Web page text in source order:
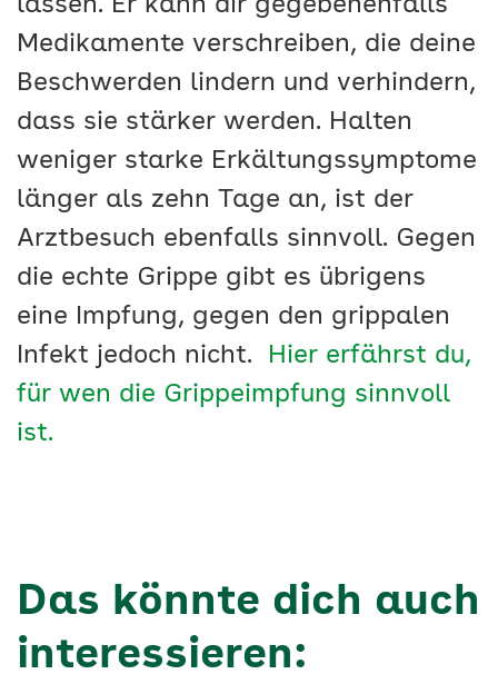
lassen. Er kann dir gegebenenfalls
Medikamente verschreiben, die deine
Beschwerden lindern und verhindern,
dass sie stärker werden. Halten
weniger starke Erkältungssymptome
länger als zehn Tage an, ist der
Arztbesuch ebenfalls sinnvoll. Gegen
die echte Grippe gibt es übrigens
eine Impfung, gegen den grippalen
Infekt jedoch nicht.
Hier erfährst du,
für wen die Grippeimpfung sinnvoll
ist.
Das könnte dich auch
interessieren: